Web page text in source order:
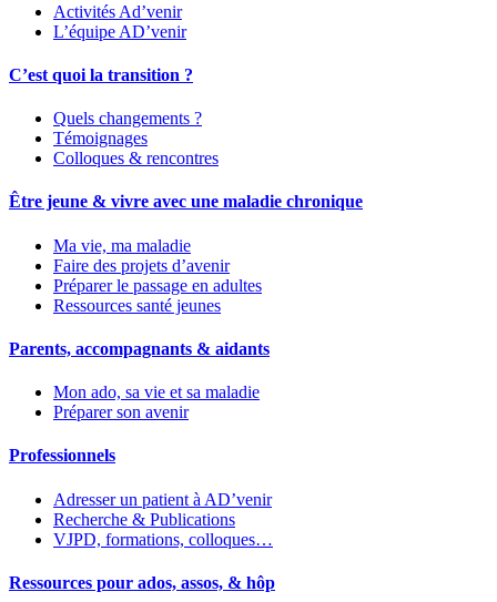
Activités Ad’venir
L’équipe AD’venir
C’est quoi la transition ?
Quels changements ?
Témoignages
Colloques & rencontres
Être jeune & vivre avec une maladie chronique
Ma vie, ma maladie
Faire des projets d’avenir
Préparer le passage en adultes
Ressources santé jeunes
Parents, accompagnants & aidants
Mon ado, sa vie et sa maladie
Préparer son avenir
Professionnels
Adresser un patient à AD’venir
Recherche & Publications
VJPD, formations, colloques…
Ressources pour ados, assos, & hôp